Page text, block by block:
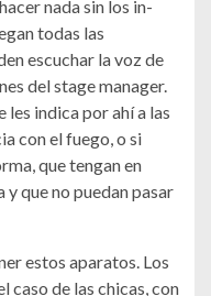
nada sin los in-
todas las
escuchar la voz de
del stage manager.
les indica por ahí a las
con el fuego, o si
que tengan en
que no puedan pasar
estos aparatos. Los
caso de las chicas, con